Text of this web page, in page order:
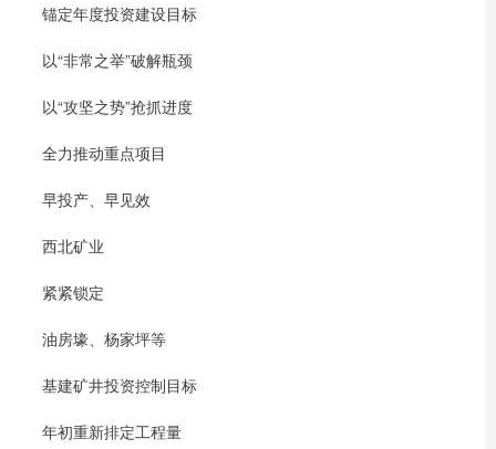
锚定年度投资建设目标
以“非常之举”破解瓶颈
以“攻坚之势”抢抓进度
全力推动重点项目
早投产、早见效
西北矿业
紧紧锁定
油房壕、杨家坪等
基建矿井投资控制目标
年初重新排定工程量